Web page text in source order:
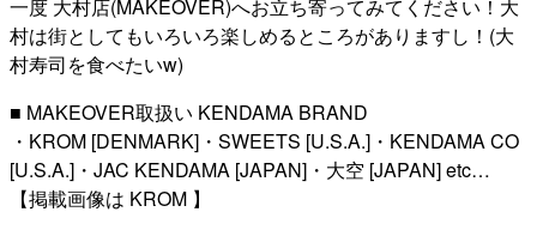
一度 大村店(MAKEOVER)へお立ち寄ってみてください！大
村は街としてもいろいろ楽しめるところがありますし！(大
村寿司を食べたいw)
■ MAKEOVER取扱い KENDAMA BRAND
・KROM [DENMARK]・SWEETS [U.S.A.]・KENDAMA CO
[U.S.A.]・JAC KENDAMA [JAPAN]・大空 [JAPAN] etc…
【掲載画像は KROM 】